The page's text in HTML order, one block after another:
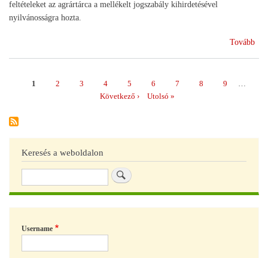
feltételeket az agrártárca a mellékelt jogszabály kihirdetésével
nyilvánosságra hozta.
Tovább
Page
1 Page
2 Page
3 Page
4 Page
5 Page
6 Page
7 Page
8 Page
9
Következő
Következő ›
Utolsó
Utolsó »
Keresés a weboldalon
Keresés
Username